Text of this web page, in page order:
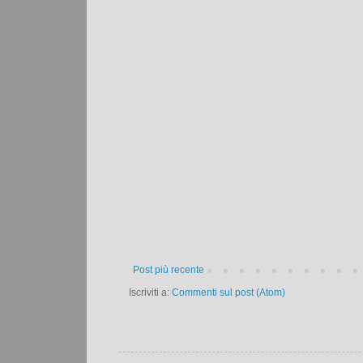
Post più recente
Iscriviti a: Commenti sul post (Atom)